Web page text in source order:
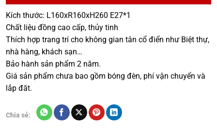
Kích thước: L160xR160xH260 E27*1
Chất liệu đồng cao cấp, thủy tinh
Thích hợp trang trí cho không gian tân cổ điển như Biệt thự,
nhà hàng, khách sạn…
Bảo hành sản phẩm 2 năm.
Giá sản phẩm chưa bao gồm bóng đèn, phí vận chuyển và
lắp đăt.
Chia sẻ: